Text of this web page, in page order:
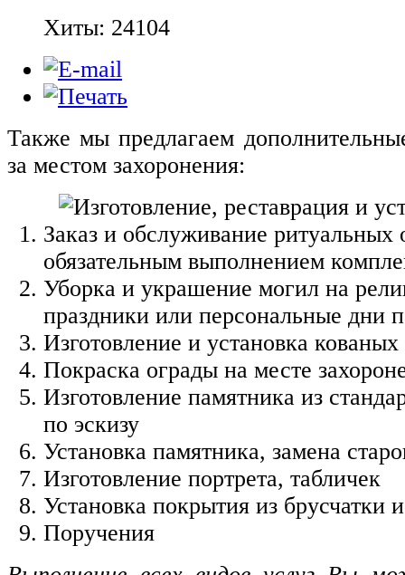
Хиты: 24104
Также мы предлагаем
за местом захоронения:
Заказ и обслуживание ритуальных
обязательным выполнением
Уборка и украшение могил на
праздники или персональные дни
Изготовление и установка
Покраска ограды на месте
Изготовление памятника из
по эскизу
Установка памятника, замена
Изготовление портрета, табличек
Установка покрытия из брусчатки
Поручения